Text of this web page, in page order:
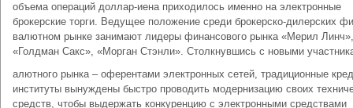
объема операций доллар-иена приходилось именно на электронные
брокерские торги. Ведущее положение среди брокерско-дилерских
валютном рынке занимают лидеры финансового рынка «Мерил Линч»,
«Голдман Сакс», «Морган Стэнли». Столкнувшись с новыми
алютного рынка – оферентами электронных сетей, традиционные
институты вынуждены быстро проводить модернизацию своих
средств, чтобы выдержать конкуренцию с электронными средствами